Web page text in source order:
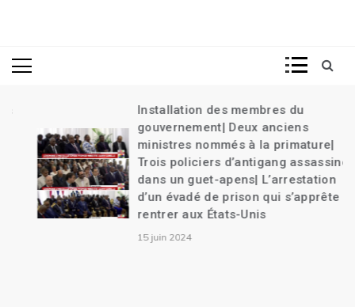
Installation des membres du
gouvernement| Deux anciens
ministres nommés à la primature|
Trois policiers d’antigang assassinés
dans un guet-apens| L’arrestation
d’un évadé de prison qui s’apprête à
rentrer aux États-Unis
15 juin 2024